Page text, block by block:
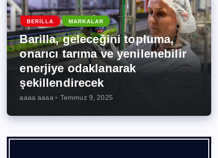
BERILLA MARKALAR
Barilla, geleceğini topluma,
onarıcı tarıma ve yenilenebilir
enerjiye odaklanarak
şekillendirecek
aaaa aaaa Temmuz 9, 2025